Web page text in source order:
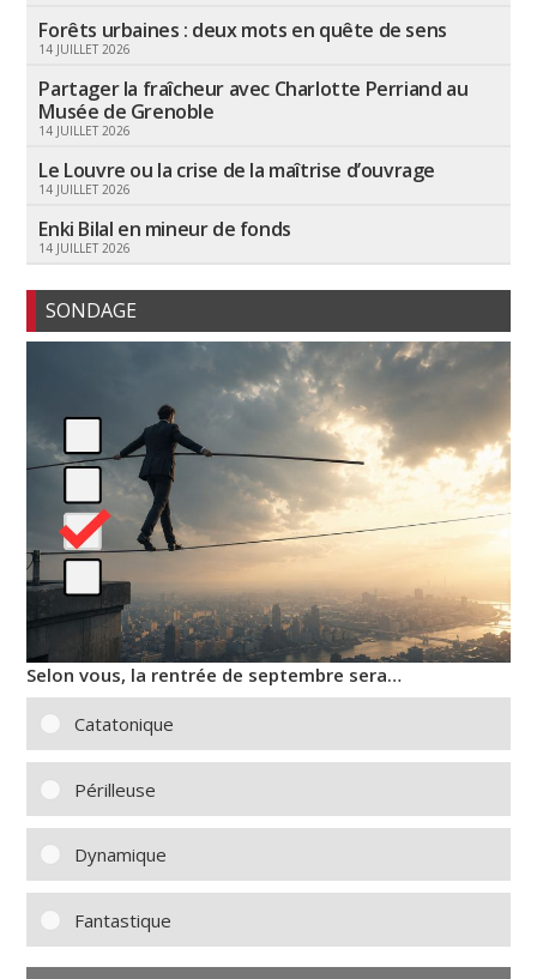
Forêts urbaines : deux mots en quête de sens
14 JUILLET 2026
Partager la fraîcheur avec Charlotte Perriand au
Musée de Grenoble
14 JUILLET 2026
Le Louvre ou la crise de la maîtrise d’ouvrage
14 JUILLET 2026
Enki Bilal en mineur de fonds
14 JUILLET 2026
SONDAGE
Selon vous, la rentrée de septembre sera…
Catatonique
Périlleuse
Dynamique
Fantastique